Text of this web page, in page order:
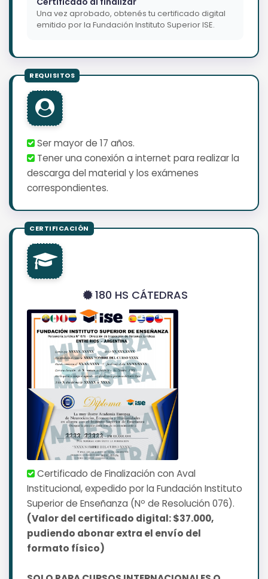
Una vez aprobado, obtenés tu certificado digital
emitido por la Fundación Instituto Superior ISE.
Ser mayor de 17 años.
Tener una conexión a internet para realizar la
descarga del material y los exámenes
correspondientes.
180 HS CÁTEDRAS
Certificado de Finalización con Aval
Institucional, expedido por la Fundación Instituto
Superior de Enseñanza (Nº de Resolución 076).
(Valor del certificado digital: $37.000,
pudiendo abonar extra el envío del
formato físico)